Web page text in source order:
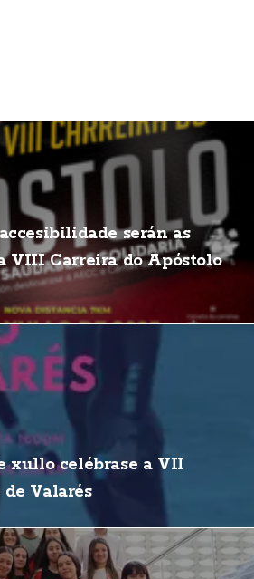
serán as
VIII Carreira do Apóstolo
xullo celébrase a VII
Valarés